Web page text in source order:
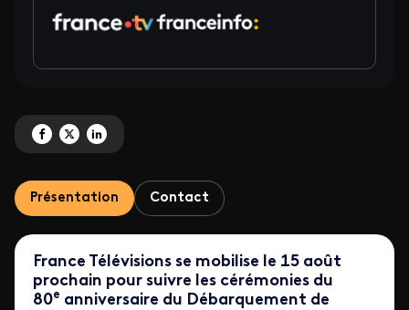
Partagez 'Edition spéciale : 80 ans du Débarquement de Provence' sur
Partagez 'Edition spéciale : 80 ans du Débarquement de Provence' sur
Partagez 'Edition spéciale : 80 ans du Débarquement de
Présentation Contact
France Télévisions se mobilise le 15 août
prochain pour suivre les cérémonies du
80e anniversaire du Débarquement de